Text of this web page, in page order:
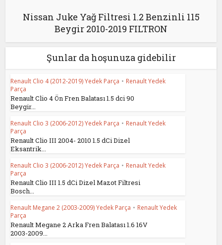
Nissan Juke Yağ Filtresi 1.2 Benzinli 115
Beygir 2010-2019 FILTRON
Şunlar da hoşunuza gidebilir
Renault Clio 4 (2012-2019) Yedek Parça • Renault Yedek
Parça
Renault Clio 4 Ön Fren Balatası 1.5 dci 90
Beygir...
Renault Clio 3 (2006-2012) Yedek Parça • Renault Yedek
Parça
Renault Clio III 2004- 2010 1.5 dCi Dizel
Eksantrik...
Renault Clio 3 (2006-2012) Yedek Parça • Renault Yedek
Parça
Renault Clio III 1.5 dCi Dizel Mazot Filtresi
Bosch...
Renault Megane 2 (2003-2009) Yedek Parça • Renault Yedek
Parça
Renault Megane 2 Arka Fren Balatası 1.6 16V
2003-2009...